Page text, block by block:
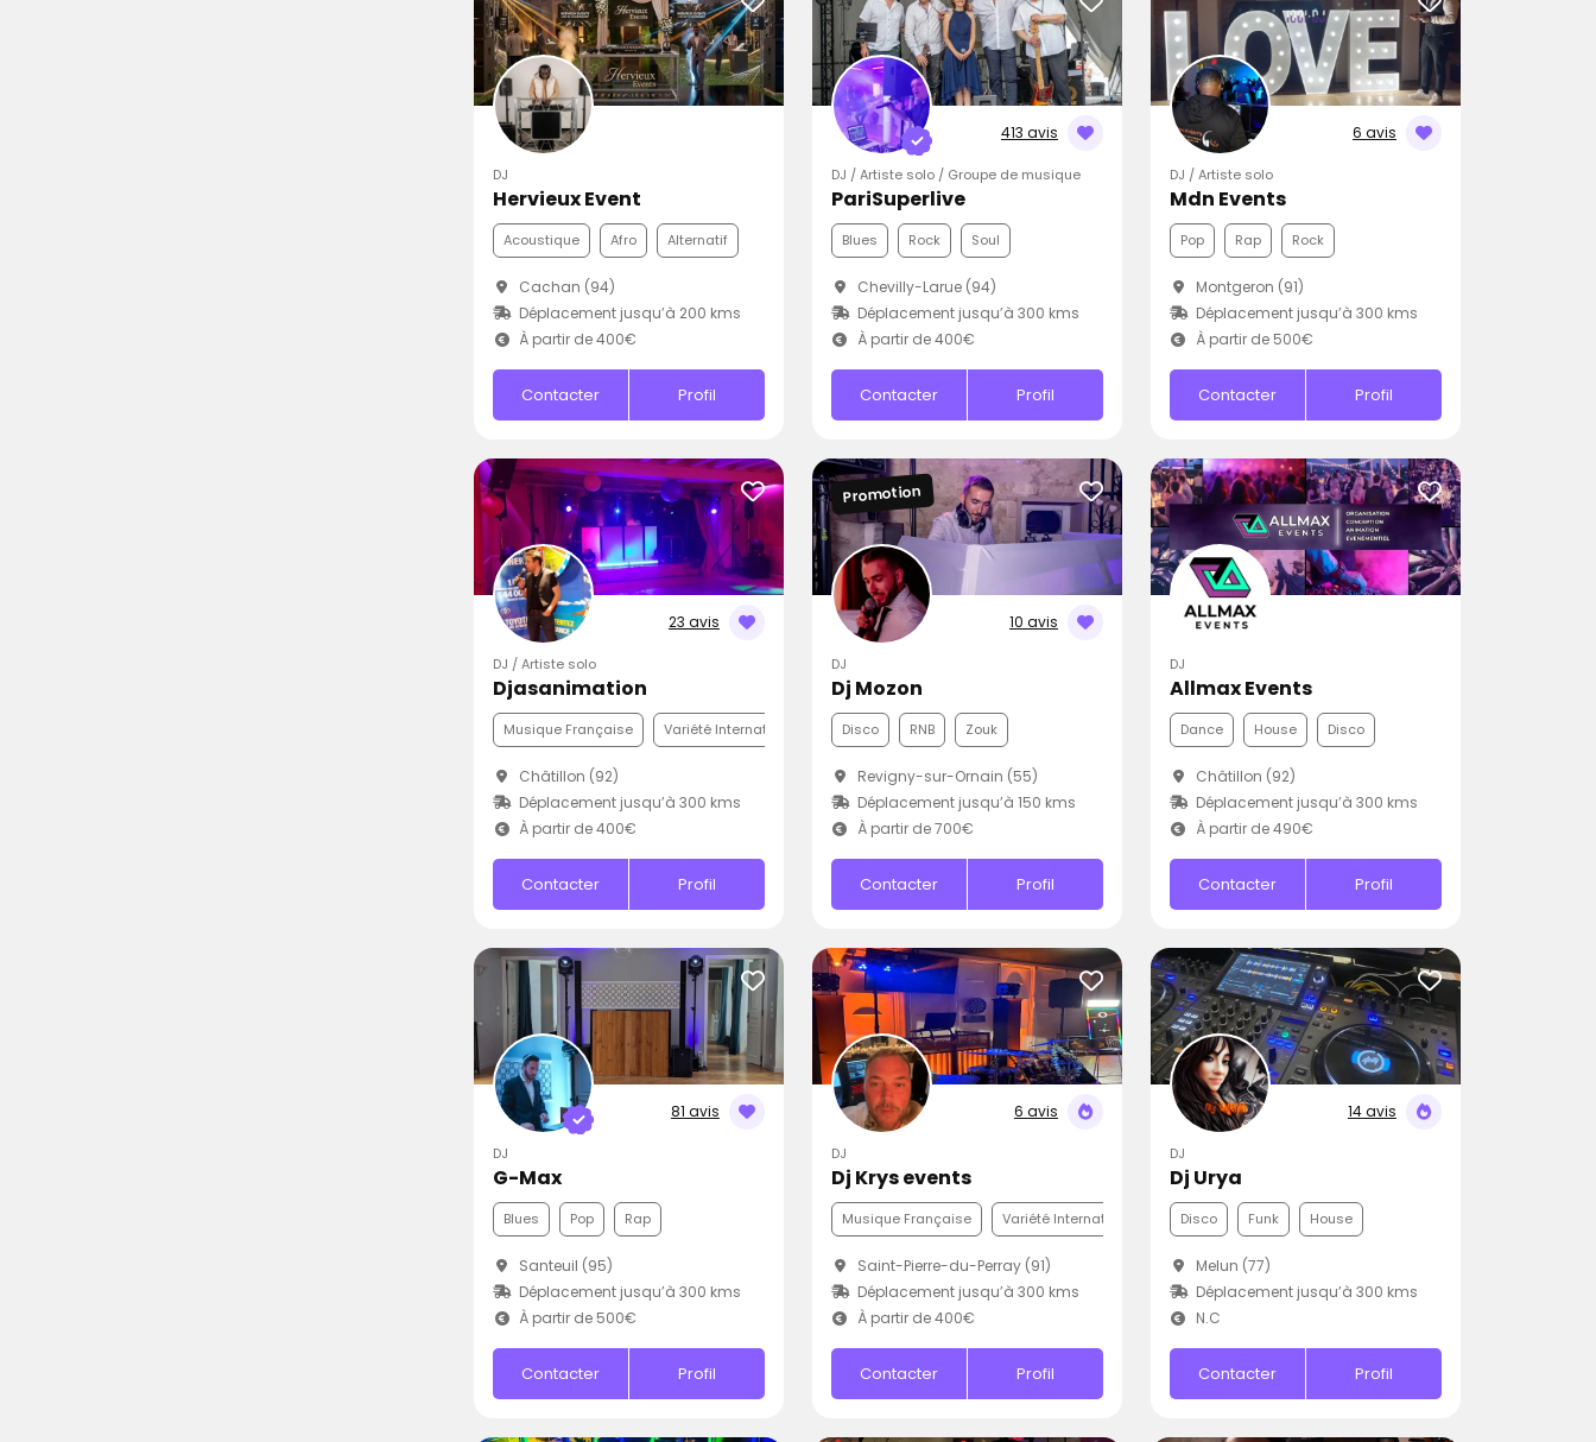
DJ
Hervieux Event
Acoustique Afro Alternatif
Cachan (94)
Déplacement jusqu’à 200 kms
À partir de 400€
Contacter Profil
413 avis
DJ / Artiste solo / Groupe de musique
PariSuperlive
Blues Rock Soul
Chevilly-Larue (94)
Déplacement jusqu’à 300 kms
À partir de 400€
Contacter Profil
6 avis
DJ / Artiste solo
Mdn Events
Pop Rap Rock
Montgeron (91)
Déplacement jusqu’à 300 kms
À partir de 500€
Contacter Profil
23 avis
DJ / Artiste solo
Djasanimation
Musique Française Variété Internationale Disco
Châtillon (92)
Déplacement jusqu’à 300 kms
À partir de 400€
Contacter Profil
10 avis
Promotion
DJ
Dj Mozon
Disco RNB Zouk
Revigny-sur-Ornain (55)
Déplacement jusqu’à 150 kms
À partir de 700€
Contacter Profil
DJ
Allmax Events
Dance House Disco
Châtillon (92)
Déplacement jusqu’à 300 kms
À partir de 490€
Contacter Profil
81 avis
DJ
G-Max
Blues Pop Rap
Santeuil (95)
Déplacement jusqu’à 300 kms
À partir de 500€
Contacter Profil
6 avis
DJ
Dj Krys events
Musique Française Variété Internationale Funk
Saint-Pierre-du-Perray (91)
Déplacement jusqu’à 300 kms
À partir de 400€
Contacter Profil
14 avis
DJ
Dj Urya
Disco Funk House
Melun (77)
Déplacement jusqu’à 300 kms
N.C
Contacter Profil